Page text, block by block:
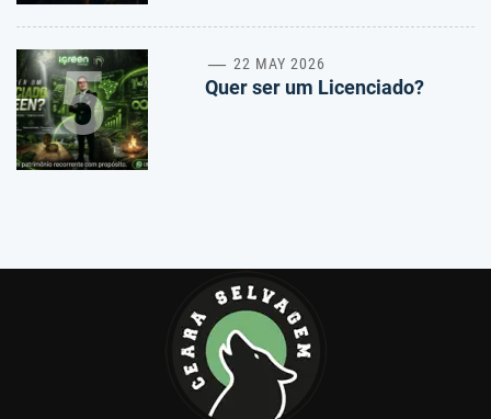
5 22 MAY 2026
Quer ser um Licenciado?